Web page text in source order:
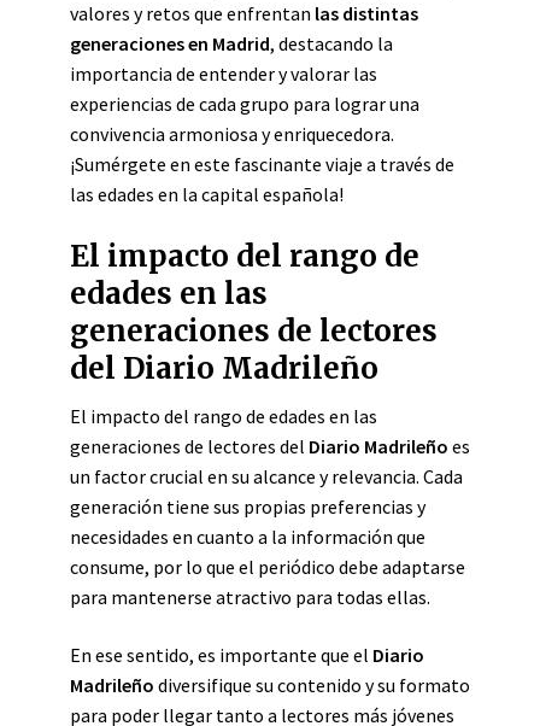
valores y retos que enfrentan las distintas
generaciones en Madrid, destacando la
importancia de entender y valorar las
experiencias de cada grupo para lograr una
convivencia armoniosa y enriquecedora.
¡Sumérgete en este fascinante viaje a través de
las edades en la capital española!
El impacto del rango de
edades en las
generaciones de lectores
del Diario Madrileño
El impacto del rango de edades en las
generaciones de lectores del Diario Madrileño es
un factor crucial en su alcance y relevancia. Cada
generación tiene sus propias preferencias y
necesidades en cuanto a la información que
consume, por lo que el periódico debe adaptarse
para mantenerse atractivo para todas ellas.
En ese sentido, es importante que el Diario
Madrileño diversifique su contenido y su formato
para poder llegar tanto a lectores más jóvenes